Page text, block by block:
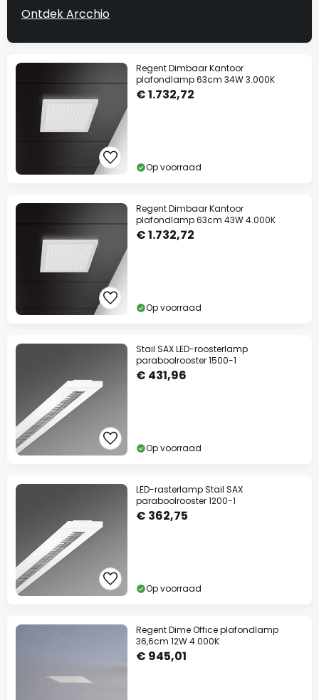
Ontdek Arcchio
Regent Dimbaar Kantoor
plafondlamp 63cm 34W 3.000K
€ 1.732,72
Op voorraad
Regent Dimbaar Kantoor
plafondlamp 63cm 43W 4.000K
€ 1.732,72
Op voorraad
Stail SAX LED-roosterlamp
paraboolrooster 1500-1
€ 431,96
Op voorraad
LED-rasterlamp Stail SAX
paraboolrooster 1200-1
€ 362,75
Op voorraad
Regent Dime Office plafondlamp
36,6cm 12W 4.000K
€ 945,01